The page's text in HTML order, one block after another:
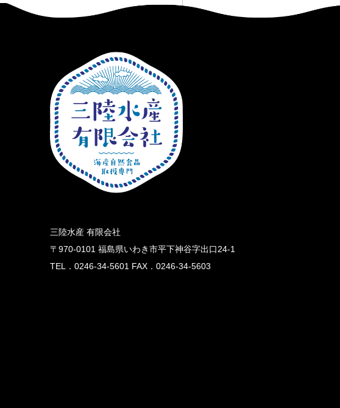
三陸水産 有限会社
〒970-0101 福島県いわき市平下神谷字出口24-1
TEL．0246-34-5601 FAX．0246-34-5603